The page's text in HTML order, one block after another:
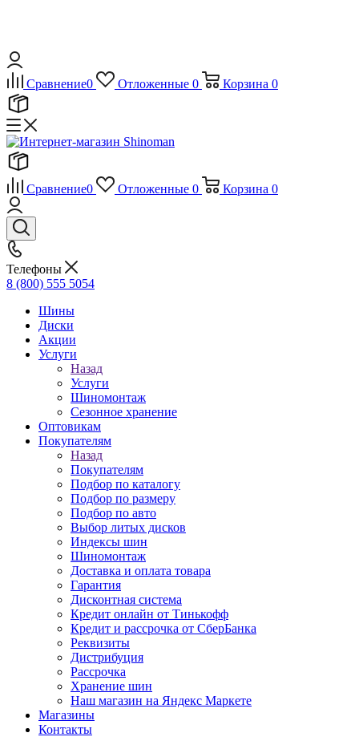
Сравнение0 Отложенные 0 Корзина 0
Сравнение0 Отложенные 0 Корзина 0
Телефоны
8 (800) 555 5054
Шины
Диски
Акции
Услуги
Назад
Услуги
Шиномонтаж
Сезонное хранение
Оптовикам
Покупателям
Назад
Покупателям
Подбор по каталогу
Подбор по размеру
Подбор по авто
Выбор литых дисков
Индексы шин
Шиномонтаж
Доставка и оплата товара
Гарантия
Дисконтная система
Кредит онлайн от Тинькофф
Кредит и рассрочка от СберБанка
Реквизиты
Дистрибуция
Рассрочка
Хранение шин
Наш магазин на Яндекс Маркете
Магазины
Контакты